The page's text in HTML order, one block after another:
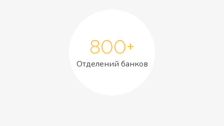
800+
Отделений банков